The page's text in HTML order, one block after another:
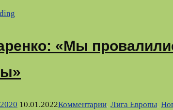
«Мы
10.01.2022Комментарии, Лига Европы,